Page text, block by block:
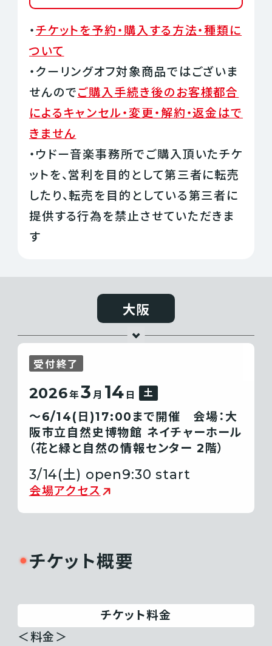
・チケットを予約・購入する方法・種類に
ついて
・クーリングオフ対象商品ではございま
せんのでご購入手続き後のお客様都合
によるキャンセル・変更・解約・返金はで
きません
・ウドー音楽事務所でご購入頂いたチケ
ットを、営利を目的として第三者に転売
したり、転売を目的としている第三者に
提供する行為を禁止させていただきま
す
大阪
受付終了
2026年3 月 14 日 土
〜6/14(日)17:00まで開催 会場：大
阪市立自然史博物館 ネイチャーホール
（花と緑と自然の情報センター 2階）
3/14(土) open9:30 start
会場アクセス
チケット概要
チケット料金
＜料金＞